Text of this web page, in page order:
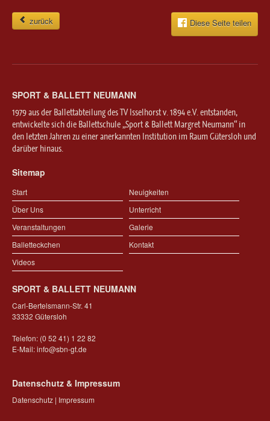
zurück Diese Seite teilen
SPORT & BALLETT NEUMANN
1979 aus der Ballettabteilung des TV Isselhorst v. 1894 e.V. entstanden,
entwickelte sich die Ballettschule „Sport & Ballett Margret Neumann“ in
den letzten Jahren zu einer anerkannten Institution im Raum Gütersloh und
darüber hinaus.
Sitemap
Start
Neuigkeiten
Über Uns
Unterricht
Veranstaltungen
Galerie
Balletteckchen
Kontakt
Videos
SPORT & BALLETT NEUMANN
Carl-Bertelsmann-Str. 41
33332 Gütersloh
Telefon: (0 52 41) 1 22 82
E-Mail:info@sbn-gt.de
Datenschutz & Impressum
Datenschutz | Impressum